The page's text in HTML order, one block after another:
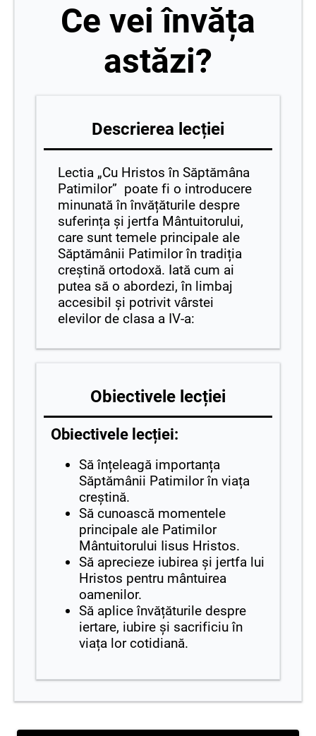
Ce vei învăța
astăzi?
Descrierea lecției
Lectia „Cu Hristos în Săptămâna
Patimilor” poate fi o introducere
minunată în învățăturile despre
suferința și jertfa Mântuitorului,
care sunt temele principale ale
Săptămânii Patimilor în tradiția
creștină ortodoxă. Iată cum ai
putea să o abordezi, în limbaj
accesibil și potrivit vârstei
elevilor de clasa a IV-a:
Obiectivele lecției
Obiectivele lecției:
Să înțeleagă importanța
Săptămânii Patimilor în viața
creștină.
Să cunoască momentele
principale ale Patimilor
Mântuitorului Iisus Hristos.
Să aprecieze iubirea și jertfa lui
Hristos pentru mântuirea
oamenilor.
Să aplice învățăturile despre
iertare, iubire și sacrificiu în
viața lor cotidiană.